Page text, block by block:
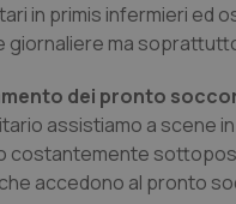
in primis infermieri ed
ma
dei pronto
assistiamo a scene
costantemente
accedono al pronto